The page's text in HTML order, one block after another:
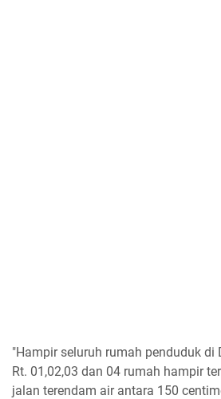
"Hampir seluruh rumah penduduk di
Rt. 01,02,03 dan 04 rumah hampir
jalan terendam air antara 150